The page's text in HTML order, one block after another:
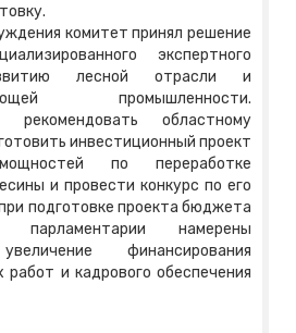
комитет принял решение
экспертного
лесной отрасли и
промышленности.
областному
инвестиционный проект
по переработке
и провести конкурс по его
подготовке проекта бюджета
намерены
финансирования
работ и кадрового обеспечения